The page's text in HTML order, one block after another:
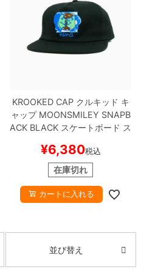
KROOKED CAPクルキッド キ
ャップMOONSMILEY SNAPB
ACK BLACK スケートボード ス
¥6,380税込
在庫切れ
カートに入れる
並び替え